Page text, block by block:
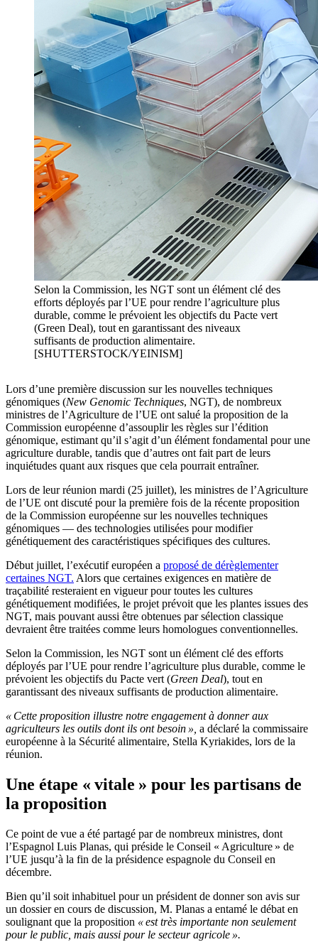
Selon la Commission, les NGT sont un élément clé des
efforts déployés par l’UE pour rendre l’agriculture plus
durable, comme le prévoient les objectifs du Pacte vert
(Green Deal), tout en garantissant des niveaux
suffisants de production alimentaire.
[SHUTTERSTOCK/YEINISM]
Lors d’une première discussion sur les nouvelles techniques
génomiques (New Genomic Techniques, NGT), de nombreux
ministres de l’Agriculture de l’UE ont salué la proposition de la
Commission européenne d’assouplir les règles sur l’édition
génomique, estimant qu’il s’agit d’un élément fondamental pour une
agriculture durable, tandis que d’autres ont fait part de leurs
inquiétudes quant aux risques que cela pourrait entraîner.
Lors de leur réunion mardi (25 juillet), les ministres de l’Agriculture
de l’UE ont discuté pour la première fois de la récente proposition
de la Commission européenne sur les nouvelles techniques
génomiques — des technologies utilisées pour modifier
génétiquement des caractéristiques spécifiques des cultures.
Début juillet, l’exécutif européen a proposé de dérèglementer
certaines NGT. Alors que certaines exigences en matière de
traçabilité resteraient en vigueur pour toutes les cultures
génétiquement modifiées, le projet prévoit que les plantes issues des
NGT, mais pouvant aussi être obtenues par sélection classique
devraient être traitées comme leurs homologues conventionnelles.
Selon la Commission, les NGT sont un élément clé des efforts
déployés par l’UE pour rendre l’agriculture plus durable, comme le
prévoient les objectifs du Pacte vert (Green Deal), tout en
garantissant des niveaux suffisants de production alimentaire.
« Cette proposition illustre notre engagement à donner aux
agriculteurs les outils dont ils ont besoin », a déclaré la commissaire
européenne à la Sécurité alimentaire, Stella Kyriakides, lors de la
réunion.
Une étape « vitale » pour les partisans de
la proposition
Ce point de vue a été partagé par de nombreux ministres, dont
l’Espagnol Luis Planas, qui préside le Conseil « Agriculture » de
l’UE jusqu’à la fin de la présidence espagnole du Conseil en
décembre.
Bien qu’il soit inhabituel pour un président de donner son avis sur
un dossier en cours de discussion, M. Planas a entamé le débat en
soulignant que la proposition « est très importante non seulement
pour le public, mais aussi pour le secteur agricole ».